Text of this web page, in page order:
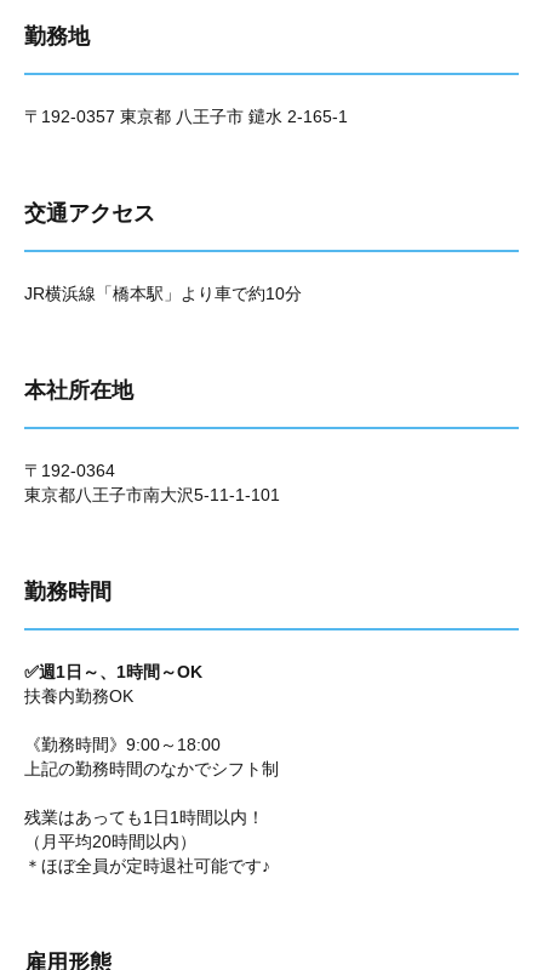
勤務地
〒192-0357 東京都 八王子市 鑓水 2-165-1
交通アクセス
JR横浜線「橋本駅」より車で約10分
本社所在地
〒192-0364
東京都八王子市南大沢5-11-1-101
勤務時間
✅週1日～、1時間～OK
扶養内勤務OK
《勤務時間》9:00～18:00
上記の勤務時間のなかでシフト制
残業はあっても1日1時間以内！
（月平均20時間以内）
＊ほぼ全員が定時退社可能です♪
雇用形態